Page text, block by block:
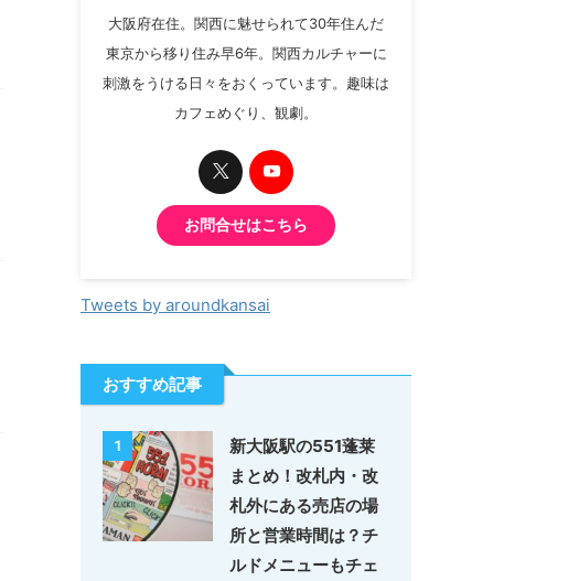
大阪府在住。関西に魅せられて30年住んだ
東京から移り住み早6年。関西カルチャーに
刺激をうける日々をおくっています。趣味は
カフェめぐり、観劇。
お問合せはこちら
Tweets by aroundkansai
おすすめ記事
1
新大阪駅の551蓬莱
まとめ！改札内・改
札外にある売店の場
所と営業時間は？チ
ルドメニューもチェ